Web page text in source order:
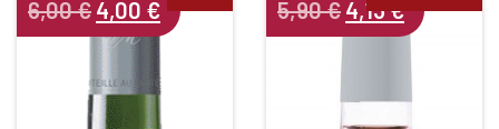
to
high
6,00€ Original
price
was:
6,00 €.
4,00 €Current
price
is:
5,90€ Original
price
was:
4,13€Current
price
is: